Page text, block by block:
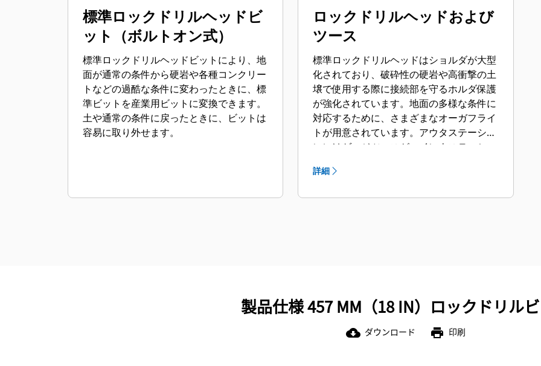
標準ロックドリルヘッドビ
ット（ボルトオン式）
標準ロックドリルヘッドビットにより、地
面が通常の条件から硬岩や各種コンクリー
トなどの過酷な条件に変わったときに、標
準ビットを産業用ビットに変換できます。
土や通常の条件に戻ったときに、ビットは
容易に取り外せます。
ロックドリルヘッドおよび
ツース
標準ロックドリルヘッドはショルダが大型
化されており、破砕性の硬岩や高衝撃の土
壌で使用する際に接続部を守るホルダ保護
が強化されています。地面の多様な条件に
対応するために、さまざまなオーガフライ
トが用意されています。アウタステーショ
ンにはゲージツースが、インナステーショ
されています。フライトには表面硬化処理
詳細
製品仕様 457 MM（18 IN）ロックドリル
cloud_download ダウンロード print 印刷